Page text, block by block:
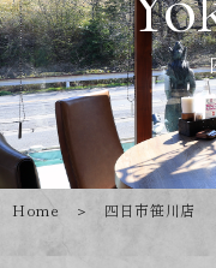
Home ＞ 四日市笹川店